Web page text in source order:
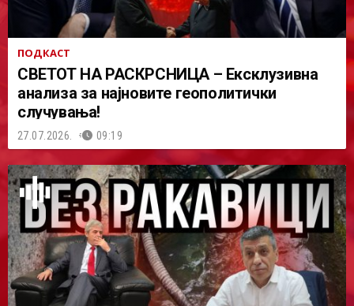
ПОДКАСТ
СВЕТОТ НА РАСКРСНИЦА – Ексклузивна
анализа за најновите геополитички
случувања!
27.07.2026. 09:19